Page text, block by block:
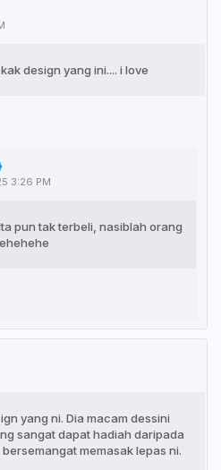
design yang ini.... i love
3:26 PM
pun tak terbeli, nasiblah orang
yang ni. Dia macam dessini
sangat dapat hadiah daripada
memasak lepas ni.